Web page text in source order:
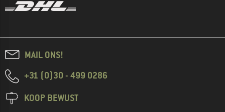
MAIL ONS!
+31 (0)30 - 499 0286
KOOP BEWUST